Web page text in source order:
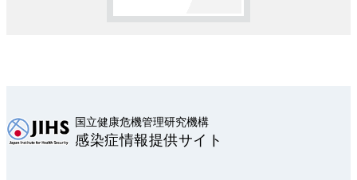
国立健康危機管理研究機構
感染症情報提供サイト